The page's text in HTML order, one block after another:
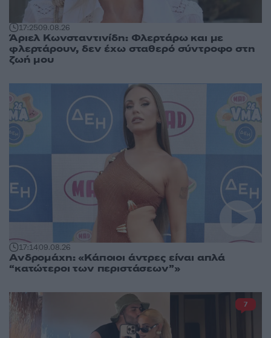
17:2509.08.26
Άριελ Κωνσταντινίδη: Φλερτάρω και με
φλερτάρουν, δεν έχω σταθερό σύντροφο στη
ζωή μου
17:1409.08.26
Ανδρομάχη: «Κάποιοι άντρες είναι απλά
“κατώτεροι των περιστάσεων”»
7